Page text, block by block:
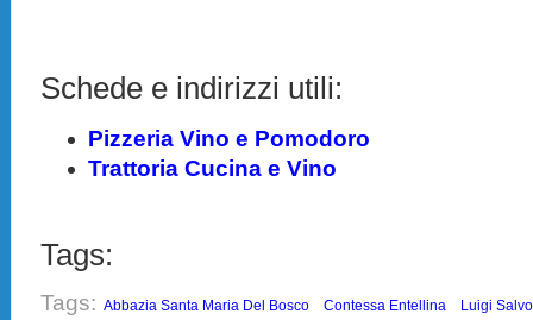
Schede e indirizzi utili:
Pizzeria Vino e Pomodoro
Trattoria Cucina e Vino
Tags:
Tags: Abbazia Santa Maria Del Bosco Contessa Entellina Luigi Salvo